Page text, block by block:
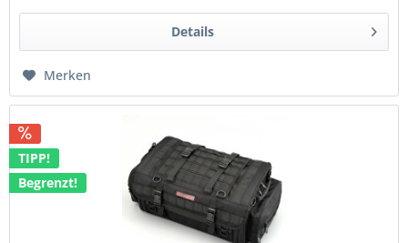
Details
Merken
TIPP!
Begrenzt!